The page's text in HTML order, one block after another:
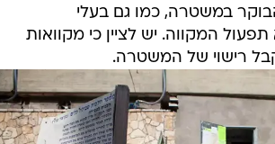
במשטרה, כמו גם בעלי
המקווה. יש לציין כי מקוואות
רישוי של המשטרה.